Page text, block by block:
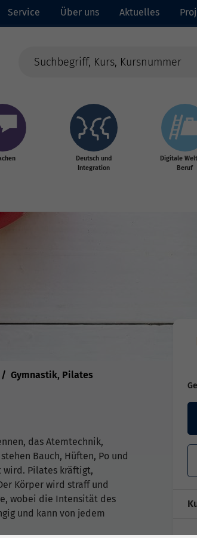
Service Über uns Aktuelles
Deutsch und
Integration
Digitale
Beruf
Gymnastik, Pilates
das Atemtechnik,
Bauch, Hüften, Po und
wird. Pilates kräftigt,
Körper wird straff und
wobei die Intensität des
und kann von jedem